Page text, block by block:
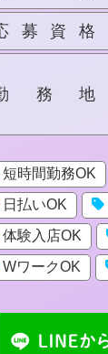
募資格
務地
短時間勤務OK
日払いOK
体験入店OK
WワークOK